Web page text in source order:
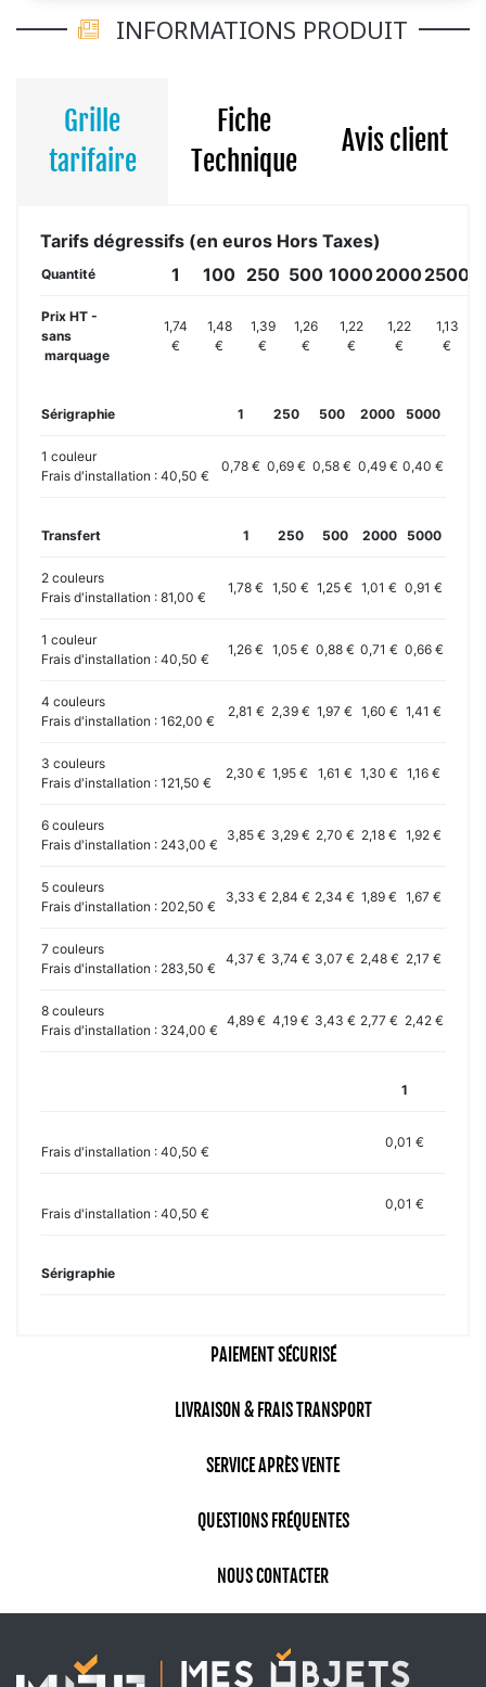
INFORMATIONS PRODUIT
Grille
tarifaire
Fiche
Technique
Avis client
Tarifs dégressifs (en euros Hors Taxes)
Quantité 1 100 250 500 100020002500
Prix HT -
sans
marquage
1,74
€
1,48
€
1,39
€
1,26
€
1,22
€
1,22
€
1,13
€
Sérigraphie 1 250 500 2000 5000
1 couleur
Frais d'installation : 40,50 €
0,78 € 0,69 € 0,58 € 0,49 € 0,40 €
Transfert 1 250 500 2000 5000
2 couleurs
Frais d'installation : 81,00 €
1,78 € 1,50 € 1,25 € 1,01 € 0,91 €
1 couleur
Frais d'installation : 40,50 €
1,26 € 1,05 € 0,88 € 0,71 € 0,66 €
4 couleurs
Frais d'installation : 162,00 €
2,81 € 2,39 € 1,97 € 1,60 € 1,41 €
3 couleurs
Frais d'installation : 121,50 €
2,30 € 1,95 € 1,61 € 1,30 € 1,16 €
6 couleurs
Frais d'installation : 243,00 €
3,85 € 3,29 € 2,70 € 2,18 € 1,92 €
5 couleurs
Frais d'installation : 202,50 €
3,33 € 2,84 € 2,34 € 1,89 € 1,67 €
7 couleurs
Frais d'installation : 283,50 €
4,37 € 3,74 € 3,07 € 2,48 € 2,17 €
8 couleurs
Frais d'installation : 324,00 €
4,89 € 4,19 € 3,43 € 2,77 € 2,42 €
1
Frais d'installation : 40,50 €
0,01 €
Frais d'installation : 40,50 €
0,01 €
Sérigraphie
PAIEMENT SÉCURISÉ
LIVRAISON & FRAIS TRANSPORT
SERVICE APRÈS VENTE
QUESTIONS FRÉQUENTES
NOUS CONTACTER